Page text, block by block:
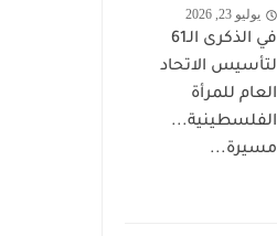
يوليو 23, 2026
في الذكرى الـ61
لتأسيس الاتحاد
العام للمرأة
الفلسطينية...
مسيرة...